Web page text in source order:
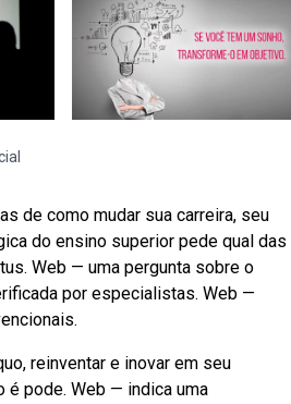
de como mudar sua carreira, seu
do ensino superior pede qual das
Web — uma pergunta sobre o
por especialistas. Web —
reinventar e inovar em seu
é pode. Web — indica uma